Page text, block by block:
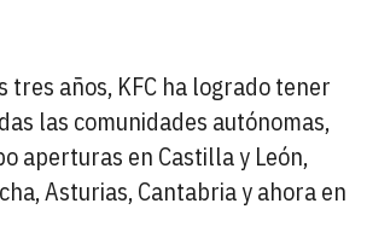
tres años, KFC ha logrado tener
las comunidades autónomas,
aperturas en Castilla y León,
Asturias, Cantabria y ahora en